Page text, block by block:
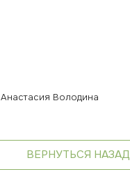
Анастасия Володина
ВЕРНУТЬСЯ НАЗАД